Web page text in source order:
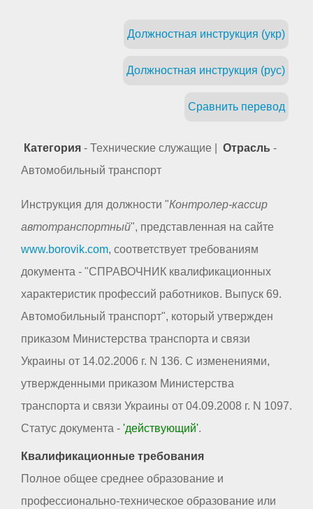
Должностная инструкция (укр)
Должностная инструкция (рус)
Сравнить перевод
Категория - Технические служащие | Отрасль -
Автомобильный транспорт
Инструкция для должности "Контролер-кассир
автотранспортный", представленная на сайте
www.borovik.com, соответствует требованиям
документа - "СПРАВОЧНИК квалификационных
характеристик профессий работников. Выпуск 69.
Автомобильный транспорт", который утвержден
приказом Министерства транспорта и связи
Украины от 14.02.2006 г. N 136. С изменениями,
утвержденными приказом Министерства
транспорта и связи Украины от 04.09.2008 г. N 1097.
Статус документа - 'действующий'.
Квалификационные требования
Полное общее среднее образование и
профессионально-техническое образование или